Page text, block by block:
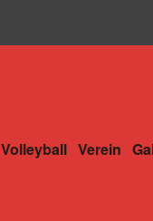
Volleyball Verein